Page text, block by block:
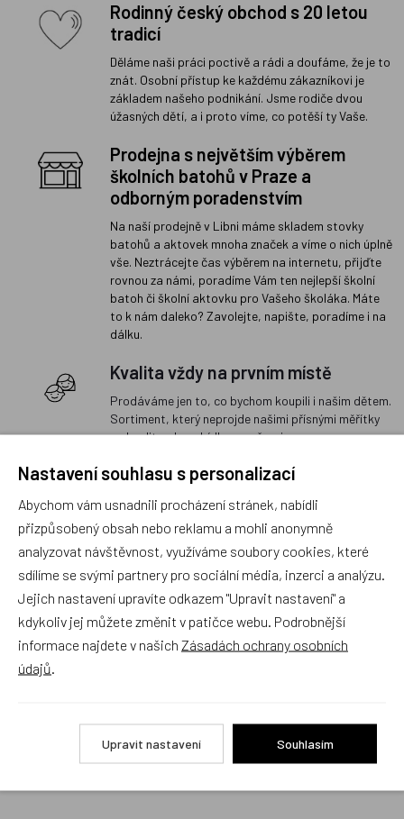
Rodinný český obchod s 20 letou
tradicí
Děláme naši práci poctivě a rádi a doufáme, že je to
znát. Osobní přístup ke každému zákazníkovi je
základem našeho podnikání. Jsme rodiče dvou
úžasných dětí, a i proto víme, co potěší ty Vaše.
Prodejna s největším výběrem
školních batohů v Praze a
odborným poradenstvím
Na naší prodejně v Libni máme skladem stovky
batohů a aktovek mnoha značek a víme o nich úplně
vše. Neztrácejte čas výběrem na internetu, přijďte
rovnou za námi, poradíme Vám ten nejlepší školní
batoh či školní aktovku pro Vašeho školáka. Máte
to k nám daleko? Zavolejte, napište, poradíme i na
dálku.
Kvalita vždy na prvním místě
Prodáváme jen to, co bychom koupili i našim dětem.
Sortiment, který neprojde našimi přísnými měřítky
na kvalitu, do nabídky nezařazujeme.
Rychlé vyřízení reklamace i na dálku
Pokud to povaha vady umožňuje (zjevná
neopravitelnost výrobku), reklamaci vyřídíme i na
základě pouhého zaslání fotografií na náš email a
vyměníme zboží kus za kus. Vždy se snažíme šetřit
Váš čas a peníze. Můžeme si to dovolit, protože
naše kvalitní zboží zákazníci téměř nereklamují.
Milujeme české výrobky
Objednávky obsahující jen skladové položky
expedujeme i v den objednávky, ostatní dle dodací
Nastavení souhlasu s personalizací
Abychom vám usnadnili procházení stránek, nabídli
přizpůsobený obsah nebo reklamu a mohli anonymně
analyzovat návštěvnost, využíváme soubory cookies, které
sdílíme se svými partnery pro sociální média, inzerci a analýzu.
Jejich nastavení upravíte odkazem "Upravit nastavení" a
kdykoliv jej můžete změnit v patičce webu. Podrobnější
informace najdete v našich Zásadách ochrany osobních
údajů
Upravit nastavení Souhlasím